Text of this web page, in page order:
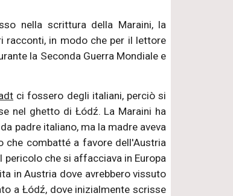
nella scrittura della Maraini, la
racconti, in modo che per il lettore
la Seconda Guerra Mondiale e
ci fossero degli italiani, perciò si
nel ghetto di Łódź. La Maraini ha
padre italiano, ma la madre aveva
che combatté a favore dell'Austria
pericolo che si affacciava in Europa
in Austria dove avrebbero vissuto
a Łódź, dove inizialmente scrisse